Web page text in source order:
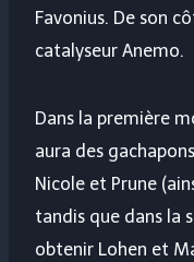
Favonius. De son
catalyseur Anemo.
Dans la première
aura des
Nicole et Prune
tandis que dans la
obtenir Lohen et